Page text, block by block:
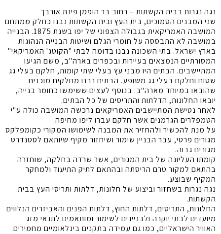
נגה נגרות בבית הקשתות – רחוב בר הופמן פינת אורבך
שני המבנים הסמוכים, בית העץ ובית הקשתות נבנו כחלק ממתחם
המושבה האמריקאית בגבולה הצפוני של יפו בשנת 1875. הבנייה
במושבה לא התבססה על חומרי הגלם ושיטות הבנייה הנהוגות
בארץ ישראל. בתי השכונה נבנו בדומה לבתי "הקוטג' האמריקאי"
המסורתיים הנמצאים בעיירות ובכפרים בארה"ב, משם הגיעו
המתיישבים. הבתים היו מבני עץ בעלי שתי קומות, חלקם בעלי גג
שטוח וחלקם בעלי גג משופע. הבתים נבנו מחלקים מוכנים
שהובאו במיוחד מארה"ב. בנוסף לעצים ששימשו כחומר בנייה,
יובאו החלונות, הדלתות והתריסים של כל הבתים.
לאחר נטישת המתיישבים האמריקאים נרכשה המושבה כולה ע"י
הטמפלרים הגרמנים אשר חלקם עברו ליפו מחיפה.
על מנת להכשיר ולהחזיר את המבנה לשימושו המקורי כקומפלקס
מגורים פרטי, עבר הבניין שימור ושיחזור מקיף שיותאם לסטנדרט
מגורים גבוה.
קומתו העליונה של בית המגורים, אשר שרדה בחלקה, שוחזרה
בהתאם למקור טרם הריסתה ובהתאם לתיק התיעוד ולמחקר
המקיף שבוצע.
נגה נגרות בשחזור וביצוע של חלונות, דלתות ותריסי העץ בבית
הקשתות.
החלונות, התריסים, דלתות החוץ, דלתות הפנים והאביזרים הנלווים
מיועדים לבתי יוקרה ולבניינים לשימור ומותאמים לתנאי מזג
האוויר הישראליים, כמו גם עמידה בתקנים בינלאומיים מחמירים.